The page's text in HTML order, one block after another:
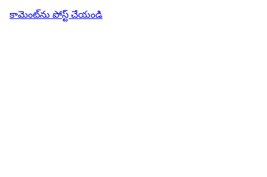
కామెంట్‌ను పోస్ట్ చేయండి